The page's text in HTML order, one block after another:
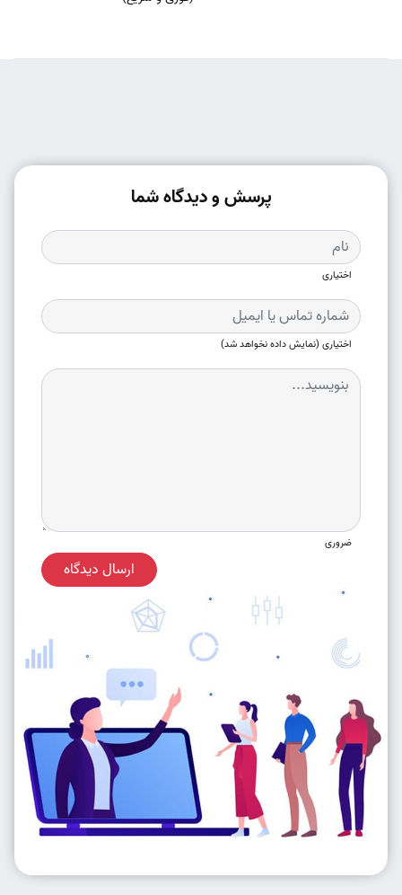
پرسش و دیدگاه شما
اختیاری
اختیاری (نمایش داده نخواهد شد)
ضروری
ارسال دیدگاه